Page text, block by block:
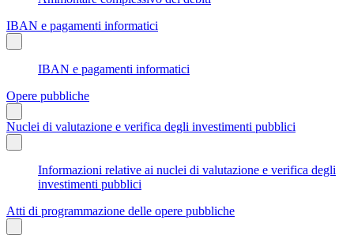
IBAN e pagamenti informatici
IBAN e pagamenti informatici
Opere pubbliche
Nuclei di valutazione e verifica degli investimenti pubblici
Informazioni relative ai nuclei di valutazione e verifica degli
investimenti pubblici
Atti di programmazione delle opere pubbliche